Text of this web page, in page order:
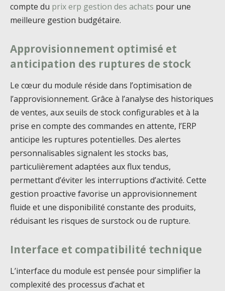
compte du prix erp gestion des achats pour une
meilleure gestion budgétaire.
Approvisionnement optimisé et
anticipation des ruptures de stock
Le cœur du module réside dans l’optimisation de
l’approvisionnement. Grâce à l’analyse des historiques
de ventes, aux seuils de stock configurables et à la
prise en compte des commandes en attente, l’ERP
anticipe les ruptures potentielles. Des alertes
personnalisables signalent les stocks bas,
particulièrement adaptées aux flux tendus,
permettant d’éviter les interruptions d’activité. Cette
gestion proactive favorise un approvisionnement
fluide et une disponibilité constante des produits,
réduisant les risques de surstock ou de rupture.
Interface et compatibilité technique
L’interface du module est pensée pour simplifier la
complexité des processus d’achat et